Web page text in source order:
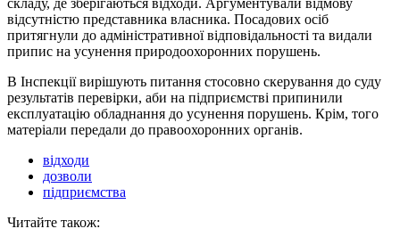
відсутністю представника власника. Посадових осіб
притягнули до адміністративної відповідальності та видали
припис на усунення природоохоронних порушень.
В Інспекції вирішують питання стосовно скерування до суду
результатів перевірки, аби на підприємстві припинили
експлуатацію обладнання до усунення порушень. Крім, того
матеріали передали до правоохоронних органів.
відходи
дозволи
підприємства
Читайте також: